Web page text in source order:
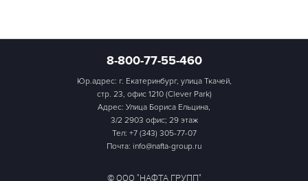
8-800-77-55-460
Юр.адрес: г. Екатеринбург, улица Ткачей,
стр. 23, офис 1210 (Clever Park)
Адрес: Улица Бориса Ельцина,
3/2 2903 офис; 29 этаж
Тел: +7 (343) 305-77-07
Почта: info@nafta-group.ru
© ООО "НАФТА ГРУПП"